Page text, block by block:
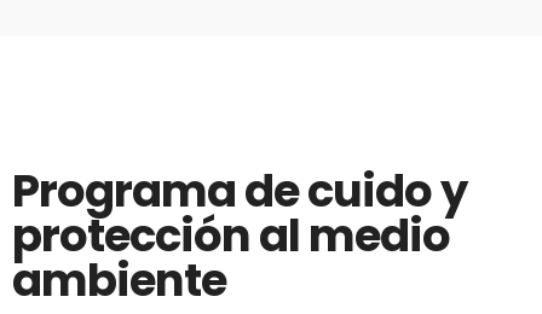
Programa de cuido y
protección al medio
ambiente